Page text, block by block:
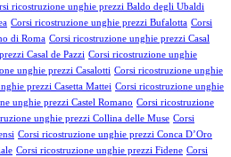
ricostruzione unghie prezzi Baldo degli Ubaldi
Corsi ricostruzione unghie prezzi Bufalotta Corsi
di Roma Corsi ricostruzione unghie prezzi Casal
Casal de Pazzi Corsi ricostruzione unghie
unghie prezzi Casalotti Corsi ricostruzione unghie
prezzi Casetta Mattei Corsi ricostruzione unghie
unghie prezzi Castel Romano Corsi ricostruzione
unghie prezzi Collina delle Muse Corsi
Corsi ricostruzione unghie prezzi Conca D’Oro
Corsi ricostruzione unghie prezzi Fidene Corsi